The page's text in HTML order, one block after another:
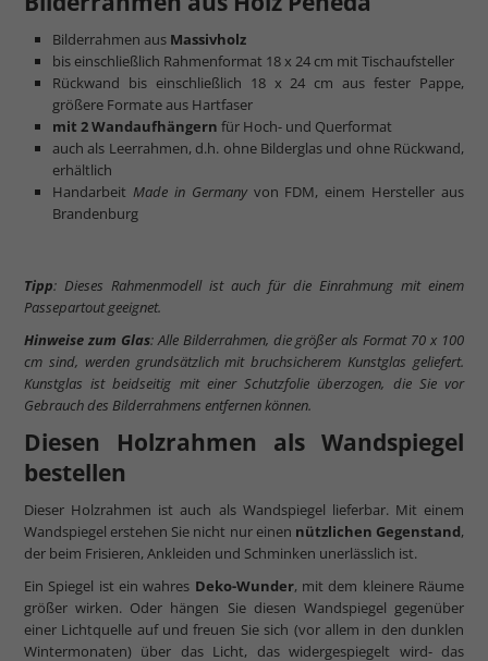
Bilderrahmen aus Massivholz
bis einschließlich Rahmenformat 18 x 24 cm mit Tischaufsteller
Rückwand bis einschließlich 18 x 24 cm aus fester Pappe,
größere Formate aus Hartfaser
mit 2 Wandaufhängern für Hoch- und Querformat
auch als Leerrahmen, d.h. ohne Bilderglas und ohne Rückwand,
erhältlich
Handarbeit Made in Germanyvon FDM, einem Hersteller aus
Brandenburg
Tipp: Dieses Rahmenmodell ist auch für die Einrahmung mit einem
Passepartout geeignet.
Hinweise zum Glas: Alle Bilderrahmen, die größer als Format 70 x 100
cm sind, werden grundsätzlich mit bruchsicherem Kunstglas geliefert.
Kunstglas ist beidseitig mit einer Schutzfolie überzogen, die Sie vor
Gebrauch des Bilderrahmens entfernen können.
Diesen Holzrahmen als Wandspiegel
bestellen
Dieser Holzrahmen ist auch als Wandspiegel lieferbar. Mit einem
Wandspiegel erstehen Sie nicht nur einen nützlichen Gegenstand,
der beim Frisieren, Ankleiden und Schminken unerlässlich ist.
Ein Spiegel ist ein wahres Deko-Wunder, mit dem kleinere Räume
größer wirken. Oder hängen Sie diesen Wandspiegel gegenüber
einer Lichtquelle auf und freuen Sie sich (vor allem in den dunklen
Wintermonaten) über das Licht, das widergespiegelt wird- das